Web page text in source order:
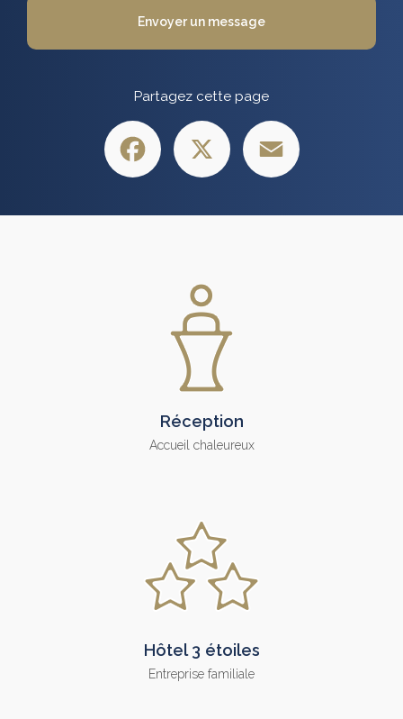
Envoyer un message
Partagez cette page
Facebook
Réception
Accueil chaleureux
Hôtel 3 étoiles
Entreprise familiale